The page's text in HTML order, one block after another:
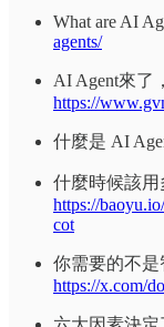
What are AI
agents/
AI Agent來了
https://
什麼是 AI
什麼時候該
https://
cot
你需要的不
https://x.com/